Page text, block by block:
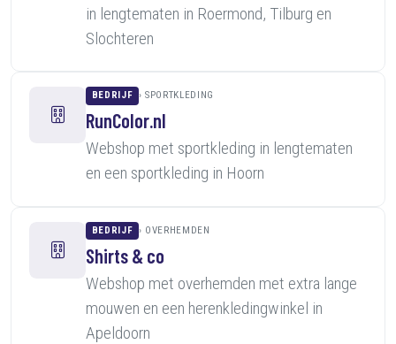
in lengtematen in Roermond, Tilburg en
Slochteren
BEDRIJF SPORTKLEDING
RunColor.nl
Webshop met sportkleding in lengtematen
en een sportkleding in Hoorn
BEDRIJF OVERHEMDEN
Shirts & co
Webshop met overhemden met extra lange
mouwen en een herenkledingwinkel in
Apeldoorn